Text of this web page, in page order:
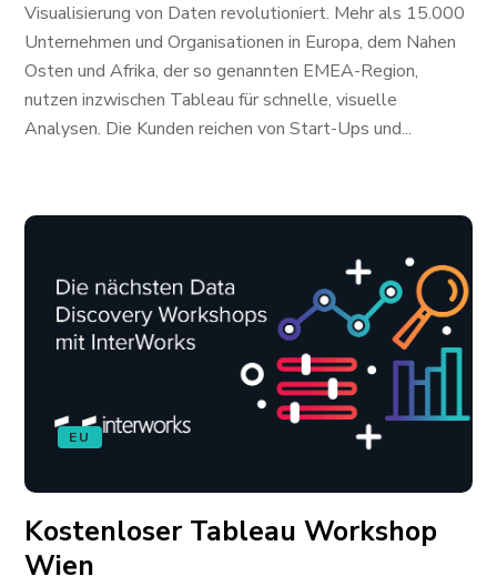
Visualisierung von Daten revolutioniert. Mehr als 15.000
Unternehmen und Organisationen in Europa, dem Nahen
Osten und Afrika, der so genannten EMEA-Region,
nutzen inzwischen Tableau für schnelle, visuelle
Analysen. Die Kunden reichen von Start-Ups und...
EU
Kostenloser Tableau Workshop
Wien